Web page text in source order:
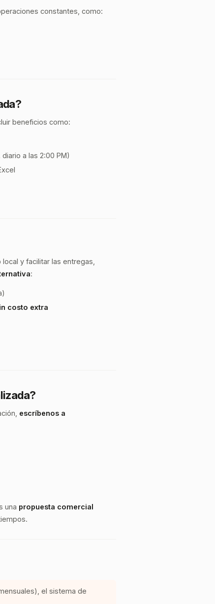
constantes, como:
beneficios como:
a las 2:00 PM)
y facilitar las entregas,
:
costo extra
escríbenos a
una propuesta comercial
el sistema de